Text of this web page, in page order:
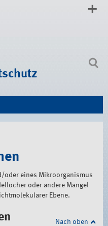
oder eines Mikroorganismus
oder andere Mängel
Ebene.
Nach oben